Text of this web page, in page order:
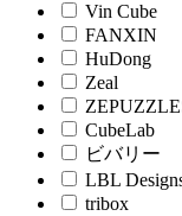
Vin Cube
FANXIN
HuDong
Zeal
CubeLab
ビバリー
LBL
tribox